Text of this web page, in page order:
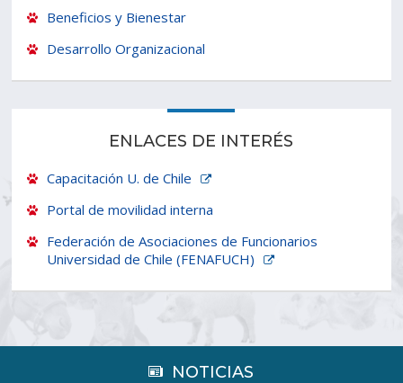
Beneficios y Bienestar
Desarrollo Organizacional
ENLACES DE INTERÉS
Capacitación U. de Chile
Portal de movilidad interna
Federación de Asociaciones de Funcionarios
Universidad de Chile (FENAFUCH)
NOTICIAS